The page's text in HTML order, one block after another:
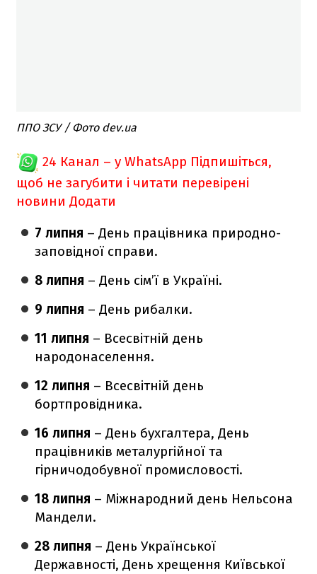
ППО ЗСУ / Фото dev.ua
24 Канал – у WhatsApp Підпишіться,
щоб не загубити і читати перевірені
новини Додати
7 липня – День працівника природно-
заповідної справи.
8 липня – День сім’ї в Україні.
9 липня – День рибалки.
11 липня – Всесвітній день
народонаселення.
12 липня – Всесвітній день
бортпровідника.
16 липня – День бухгалтера, День
працівників металургійної та
гірничодобувної промисловості.
18 липня – Міжнародний день Нельсона
Мандели.
28 липня – День Української
Державності, День хрещення Київської